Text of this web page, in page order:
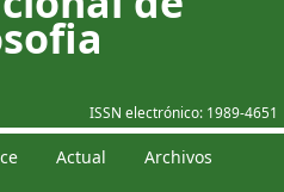
ISSN electrónico: 1989-4651
Actual Archivos